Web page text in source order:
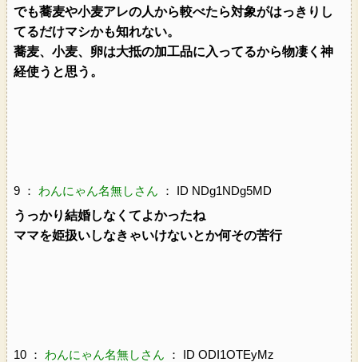
でも蕎麦や小麦アレの人から較べたら対象がはっきりし
てるだけマシかも知れない。
蕎麦、小麦、卵は大抵の加工品に入ってるから物凄く神
経使うと思う。
9 ： わんにゃん名無しさん ： ID NDg1NDg5MD
うっかり結婚しなくてよかったね
ママを姫扱いしなきゃいけないとか何その苦行
10 ： わんにゃん名無しさん ： ID ODI1OTEyMz